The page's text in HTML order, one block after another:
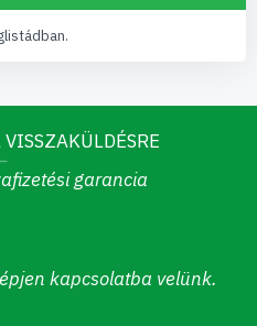
garancia
kapcsolatba velünk.